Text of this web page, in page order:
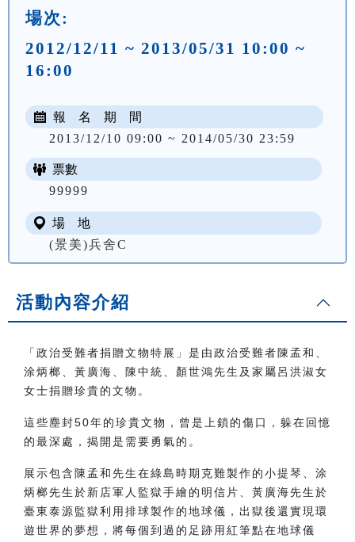
場次:
2012/12/11 ~ 2013/05/31 10:00 ~
16:00
報 名 期 間
2013/12/10 09:00 ~ 2014/05/30 23:59
票數
99999
場 地
(景美)兵舍C
活動內容介紹
「政治受難者捐贈文物特展」是由政治受難者陳孟和、
涂炳榔、黃廣海、陳中統、顏世鴻先生及家屬呂洪淑女
女士捐贈珍貴的文物。
這些塵封50年的珍貴文物，曾是上鎖的傷口，躲在回憶
的最深處，揭開是需要勇氣的。
展示包含陳孟和先生在綠島時期克難製作的小提琴、涂
炳榔先生於新店軍人監獄手繪的明信片、黃廣海先生於
臺東泰源監獄利用排球製作的地球儀，出獄後還實現環
遊世界的夢想，將每個到過的足跡用紅筆點在地球儀